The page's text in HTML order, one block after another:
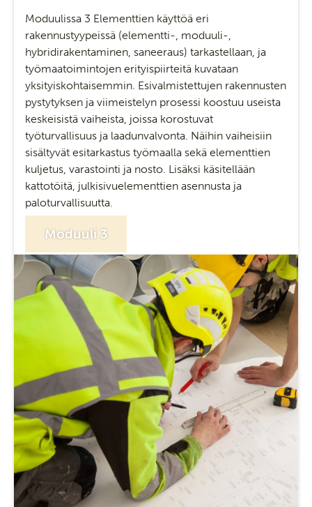
Moduulissa 3 Elementtien käyttöä eri
rakennustyypeissä (elementti-, moduuli-,
hybridirakentaminen, saneeraus) tarkastellaan, ja
työmaatoimintojen erityispiirteitä kuvataan
yksityiskohtaisemmin. Esivalmistettujen rakennusten
pystytyksen ja viimeistelyn prosessi koostuu useista
keskeisistä vaiheista, joissa korostuvat
työturvallisuus ja laadunvalvonta. Näihin vaiheisiin
sisältyvät esitarkastus työmaalla sekä elementtien
kuljetus, varastointi ja nosto. Lisäksi käsitellään
kattotöitä, julkisivuelementtien asennusta ja
paloturvallisuutta.
Moduuli 3